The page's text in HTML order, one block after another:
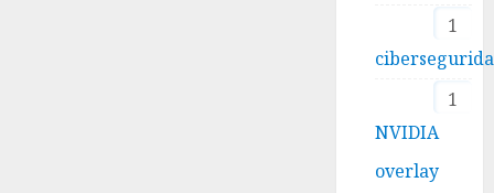
1
1
NVIDIA
overlay